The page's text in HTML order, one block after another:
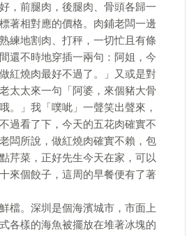
，前腿肉，後腿肉、骨頭各歸一
著相對應的價格。肉鋪老闆一邊
練地割肉、打秤，一切忙且有條
還不時地穿插一兩句：阿姐，今
紅燒肉最好不過了。」又或是對
太太來一句「阿婆，來個豬大骨
。」我「噗呲」一聲笑出聲來，
過看了下，今天的五花肉確實不
闆所說，做紅燒肉確實不賴，包
芹菜，正好先生今天在家，可以
來個餃子，這周的早餐便有了著
檔。深圳是個海濱城市，市面上
各樣的海魚被擺放在堆著冰塊的